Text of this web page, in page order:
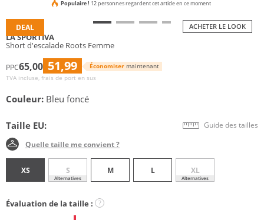
ACHETER LE LOOK
DEAL
Populaire ! 12 personnes regardent cet article en ce moment
LA SPORTIVA
Short d'escalade Roots Femme
PPC65,00 51,99 Économiser maintenant
TVA incluse, frais de port en sus
Couleur: Bleu foncé
Taille EU: Guide des tailles
Quelle taille me convient ?
XS S
Alternatives
M L XL
Alternatives
Évaluation de la taille : ?